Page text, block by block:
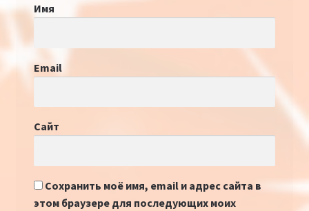
Имя
Email
Сайт
Сохранить моё имя, email и адрес сайта в
этом браузере для последующих моих